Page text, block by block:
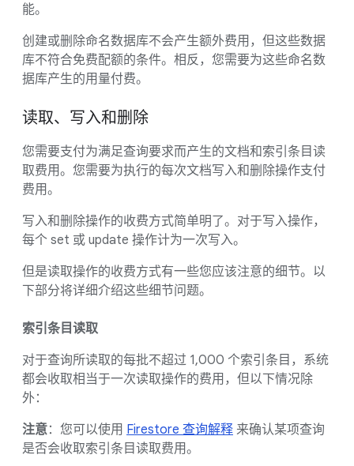
能。
创建或删除命名数据库不会产生额外费用，但这些数据
库不符合免费配额的条件。相反，您需要为这些命名数
据库产生的用量付费。
读取、写入和删除
您需要支付为满足查询要求而产生的文档和索引条目读
取费用。您需要为执行的每次文档写入和删除操作支付
费用。
写入和删除操作的收费方式简单明了。对于写入操作，
每个 set 或 update 操作计为一次写入。
但是读取操作的收费方式有一些您应该注意的细节。以
下部分将详细介绍这些细节问题。
索引条目读取
对于查询所读取的每批不超过 1,000 个索引条目，系统
都会收取相当于一次读取操作的费用，但以下情况除
外：
注意：您可以使用 Firestore 查询解释 来确认某项查询
是否会收取索引条目读取费用。